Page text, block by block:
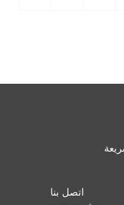
اتصل بنا